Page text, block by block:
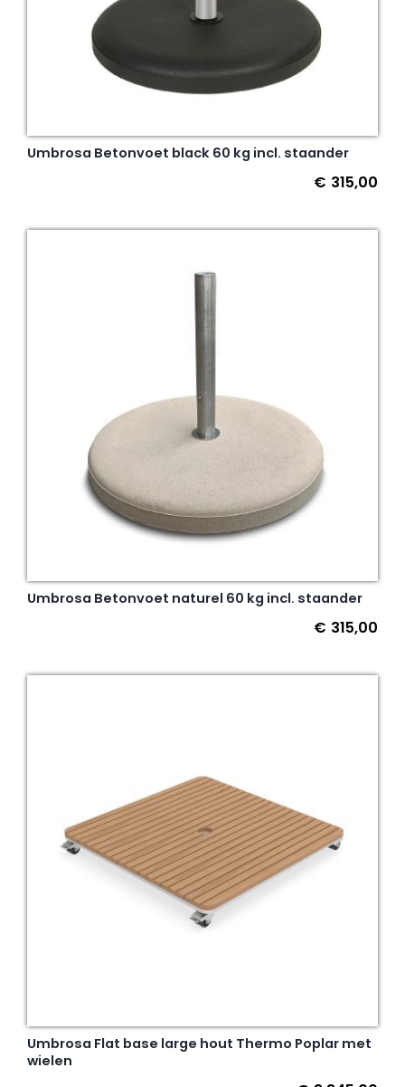
Umbrosa Betonvoet black 60 kg incl. staander
€ 315,00
Umbrosa Betonvoet naturel 60 kg incl. staander
€ 315,00
Umbrosa Flat base large hout Thermo Poplar met
wielen